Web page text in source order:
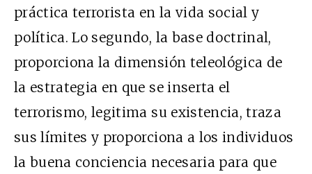
práctica terrorista en la vida social y
política. Lo segundo, la base doctrinal,
proporciona la dimensión teleológica de
la estrategia en que se inserta el
terrorismo, legitima su existencia, traza
sus límites y proporciona a los individuos
la buena conciencia necesaria para que